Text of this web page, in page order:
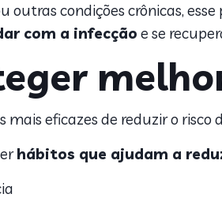
outras condições crônicas,
com a infecção e se
eficazes de reduzir o risco
hábitos que ajudam a